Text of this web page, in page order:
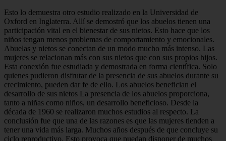
Esto lo demuestra otro estudio realizado en la Universidad de
Oxford en Inglaterra. Allí se demostró que los abuelos tienen una
participación vital en el bienestar de sus nietos. Esto hace que los
niños tengan menos problemas de comportamiento y emocionales.
Abuelas y nietos se conectan de un modo mucho más intenso. Las
mujeres se relacionan más con sus nietos que con sus propios hijos.
Esta conexión fue estudiada y demostrada en forma científica. Solo
quienes pudieron disfrutar de la presencia de sus abuelos durante su
crecimiento, pueden dar fe de ello. Los abuelos benefician el
desarrollo de sus nietos La presencia de los abuelos proporciona,
tanto a niñas como niños, un desarrollo beneficioso. Desde la
década de 1960 se realizaron muchos estudios al respecto. La
conclusión fue que una de las razones es que las mujeres tienden a
tener una vida más larga. Muchos años después de que concluye su
ciclo reproductivo. Esto provoca que puedan disponer de muchos